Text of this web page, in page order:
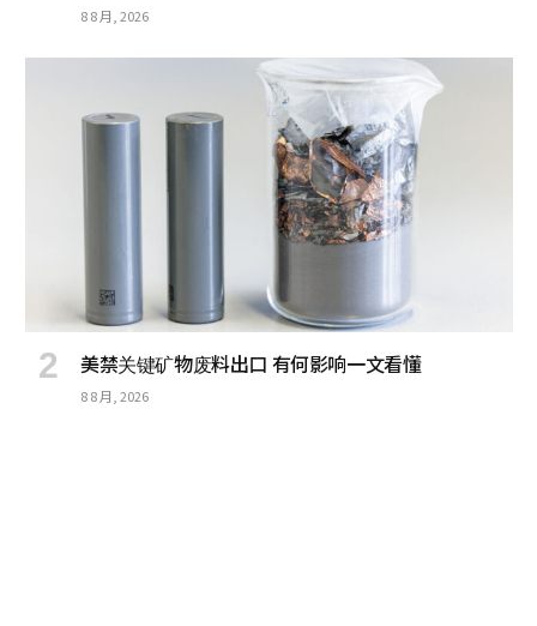
8 8 月, 2026
美禁关键矿物废料出口 有何影响一文看懂
8 8 月, 2026